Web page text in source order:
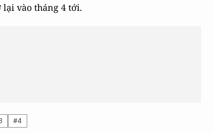
lại vào tháng 4 tới.
#4